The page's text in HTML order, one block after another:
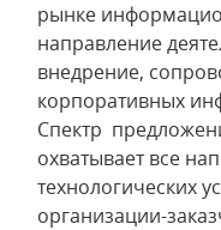
рынке
направление
внедрение,
корпоративных
Спектр
охватывает все
технологических
организации-